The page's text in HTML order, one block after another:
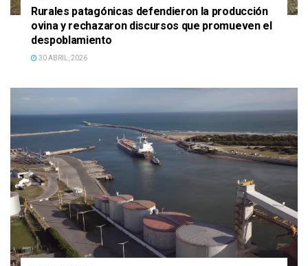
Rurales patagónicas defendieron la producción
ovina y rechazaron discursos que promueven el
despoblamiento
30 ABRIL, 2026